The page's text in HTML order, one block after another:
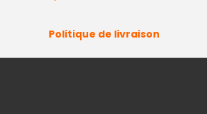
Politique de livraison